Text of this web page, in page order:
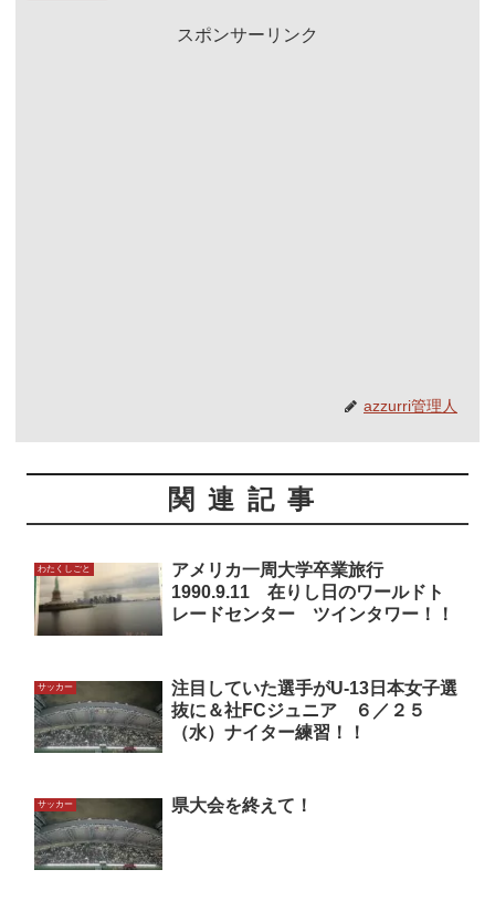
スポンサーリンク
azzurri管理人
関連記事
わたくしごと
アメリカ一周大学卒業旅行
1990.9.11 在りし日のワールドト
レードセンター ツインタワー！！
サッカー
注目していた選手がU-13日本女子選
抜に＆社FCジュニア ６／２５
（水）ナイター練習！！
サッカー 県大会を終えて！